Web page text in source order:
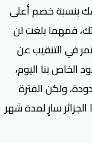
بنسبة خصم أعلى
فمهما بلغت لن
في التنقيب عن
الخاص بنا اليوم،
ولكن الفترة
سارٍ لمدة شهر